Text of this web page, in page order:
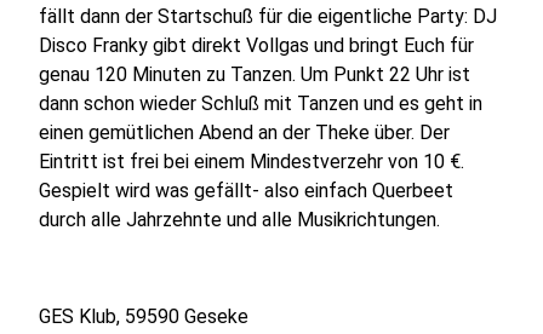
fällt dann der Startschuß für die eigentliche Party: DJ
Disco Franky gibt direkt Vollgas und bringt Euch für
genau 120 Minuten zu Tanzen. Um Punkt 22 Uhr ist
dann schon wieder Schluß mit Tanzen und es geht in
einen gemütlichen Abend an der Theke über. Der
Eintritt ist frei bei einem Mindestverzehr von 10 €.
Gespielt wird was gefällt- also einfach Querbeet
durch alle Jahrzehnte und alle Musikrichtungen.
GES Klub, 59590 Geseke